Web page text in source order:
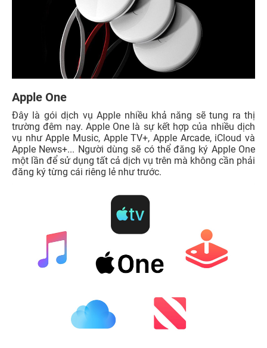
Apple One
Đây là gói dịch vụ Apple nhiều khả năng sẽ tung ra thị
trường đêm nay. Apple One là sự kết hợp của nhiều dịch
vụ như Apple Music, Apple TV+, Apple Arcade, iCloud và
Apple News+... Người dùng sẽ có thể đăng ký Apple One
một lần để sử dụng tất cả dịch vụ trên mà không cần phải
đăng ký từng cái riêng lẻ như trước.